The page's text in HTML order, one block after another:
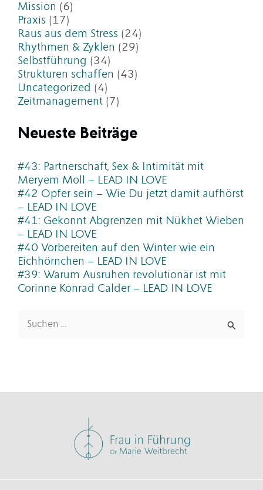
Mission (6)
Praxis (17)
Raus aus dem Stress (24)
Rhythmen & Zyklen (29)
Selbstführung (34)
Strukturen schaffen (43)
Uncategorized (4)
Zeitmanagement (7)
Neueste Beiträge
#43: Partnerschaft, Sex & Intimität mit
Meryem Moll – LEAD IN LOVE
#42 Opfer sein – Wie Du jetzt damit aufhörst
– LEAD IN LOVE
#41: Gekonnt Abgrenzen mit Nükhet Wieben
– LEAD IN LOVE
#40 Vorbereiten auf den Winter wie ein
Eichhörnchen – LEAD IN LOVE
#39: Warum Ausruhen revolutionär ist mit
Corinne Konrad Calder – LEAD IN LOVE
Suchen